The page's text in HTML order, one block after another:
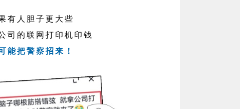
有人胆子更大些
司的联网打印机印钱
能把警察招来！